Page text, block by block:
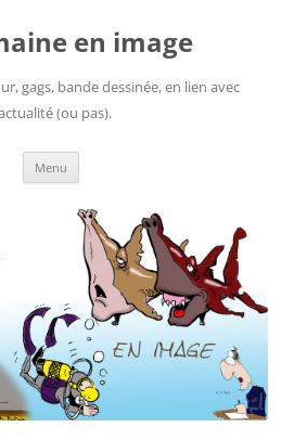
en image
gags, bande dessinée, en lien avec
(ou pas).
Menu